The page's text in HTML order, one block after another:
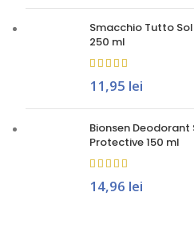
Smacchio Tutto
250 ml
11,95 lei
Bionsen
Protective 150 ml
14,96 lei